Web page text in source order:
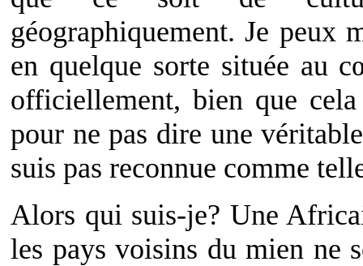
géographiquement. Je peux
en quelque sorte située au
officiellement, bien que
pour ne pas dire une
suis pas reconnue comme
Alors qui suis-je? Une
les pays voisins du mien ne